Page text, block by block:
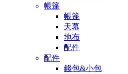
帳篷
帳篷
天幕
地布
配件
配件
錢包&小包